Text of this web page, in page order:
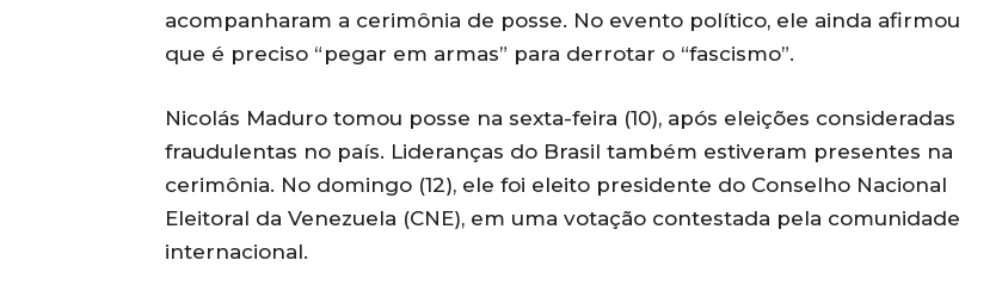
acompanharam a cerimônia de posse. No evento político, ele ainda afirmou
que é preciso “pegar em armas” para derrotar o “fascismo”.
Nicolás Maduro tomou posse na sexta-feira (10), após eleições consideradas
fraudulentas no país. Lideranças do Brasil também estiveram presentes na
cerimônia. No domingo (12), ele foi eleito presidente do Conselho Nacional
Eleitoral da Venezuela (CNE), em uma votação contestada pela comunidade
internacional.